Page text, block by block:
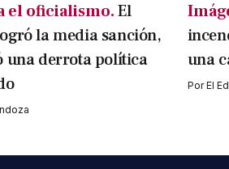
el oficialismo. El
la media sanción,
una derrota política
una
PorEl